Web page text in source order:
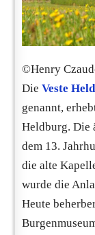
©Henry
Die Veste
genannt,
Heldburg. Die
dem 13.
die alte
wurde die
Heute